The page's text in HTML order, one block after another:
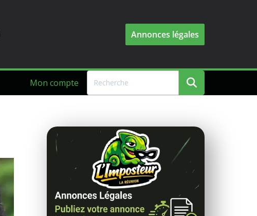
Annonces légales
Mon compte